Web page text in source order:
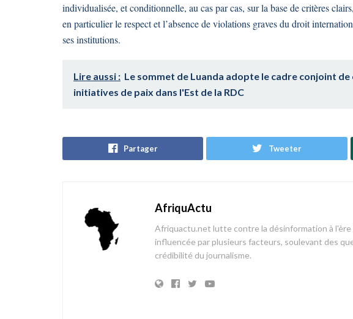
individualisée, et conditionnelle, au cas par cas, sur la base de critères
en particulier le respect et l’absence de violations graves du droit
ses institutions.
Lire aussi : Le sommet de Luanda adopte le cadre conjoint
initiatives de paix dans l'Est de la RDC
Partager Tweeter
AfriquActu
Afriquactu.net lutte contre la désinformation à l'ère
influencée par plusieurs facteurs, soulevant des
crédibilité du journalisme.